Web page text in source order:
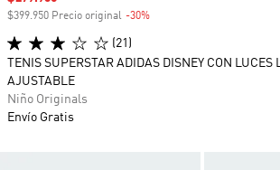
$399.950 Precio original -30%
(21)
TENIS SUPERSTAR ADIDAS DISNEY CON LUCES
AJUSTABLE
Niño Originals
Envío Gratis